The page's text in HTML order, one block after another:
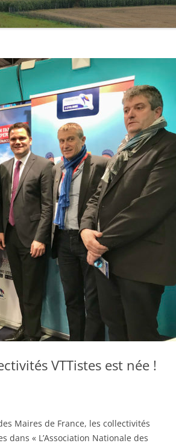
DES COMMUNES ET
RURALITÉS
FRANCE
COOPÉRATION FRANCE –
AFFAIRES EUROPÉENNES
CONGRÈS DES POUVOIRS
LOCAUX ET RÉGIONAUX DU
CONSEIL DE L’EUROPE
(CPLRE)
VTTistes est née !
Maires de France, les collectivités
dans « L’Association Nationale des